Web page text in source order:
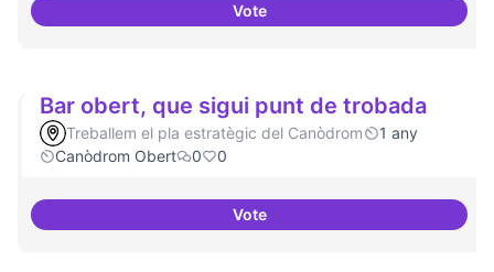
VoteMemòria Històrica - Referencia
Bar obert, que sigui punt de trobada
Treballem el pla estratègic del Canòdrom
1 any
Canòdrom Obert
0 0
VoteBar obert, que sigui punt de